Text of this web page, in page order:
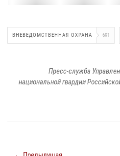
ВНЕВЕДОМСТВЕННАЯ ОХРАНА 691
Пресс-служба
национальной гвардии